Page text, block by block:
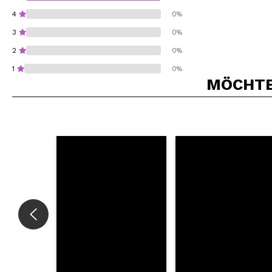
4 0%
3 0%
2 0%
1 0%
Würden Sie diesen